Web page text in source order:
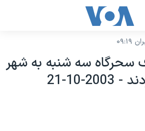
سحرگاه سه شنبه به شهر
10-21